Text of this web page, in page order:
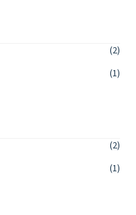
(2)
(1)
(2)
(1)